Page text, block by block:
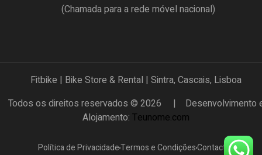
(Chamada para a rede móvel nacional)
Fitbike | Bike Store & Rental | Sintra, Cascais, Lisboa
Todos os direitos reservados © 2026 | Desenvolvimento
Alojamento:Teunome.com
Política de PrivacidadeTermos e CondiçõesContactos